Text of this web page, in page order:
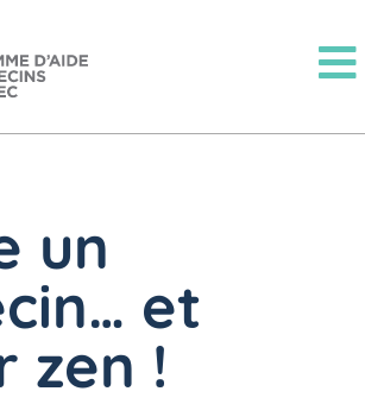
un
et
zen !